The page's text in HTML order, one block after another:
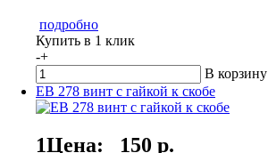
подробно
Купить в 1 клик
-+
В корзину
EB 278 винт с гайкой к скобе
1Цена: 150 р.